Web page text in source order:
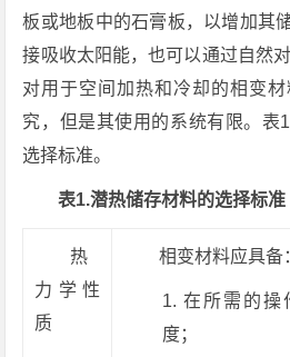
板或地板中的石膏板，以增加其
接吸收太阳能，也可以通过自然
对用于空间加热和冷却的相变
究，但是其使用的系统有限。表
选择标准。
表1.潜热储存材料的选择标准
热
力学性
质
相变材料应具备
在所需的操
度；